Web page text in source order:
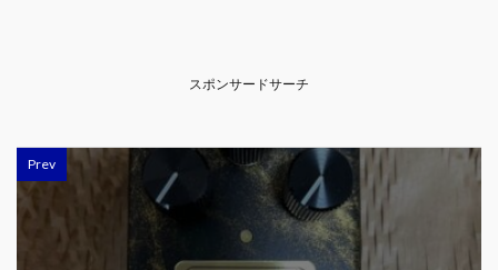
スポンサードサーチ
Prev